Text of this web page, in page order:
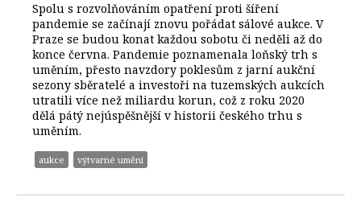
Spolu s rozvolňováním opatření proti šíření
pandemie se začínají znovu pořádat sálové aukce. V
Praze se budou konat každou sobotu či neděli až do
konce června. Pandemie poznamenala loňský trh s
uměním, přesto navzdory poklesům z jarní aukční
sezony sběratelé a investoři na tuzemských aukcích
utratili více než miliardu korun, což z roku 2020
dělá pátý nejúspěšnější v historii českého trhu s
uměním.
aukce výtvarné umění